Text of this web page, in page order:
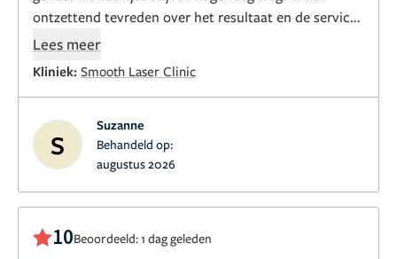
ontzettend tevreden over het resultaat en de service.
Ik zou het iedereen aanraden!
Lees meer
Kliniek: Smooth Laser Clinic
S
Suzanne
Behandeld op:
augustus 2026
10Beoordeeld: 1 dag geleden